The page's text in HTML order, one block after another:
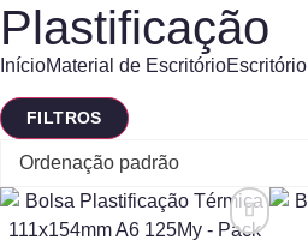
Plastificação
InícioMaterial de EscritórioEscritório
FILTROS